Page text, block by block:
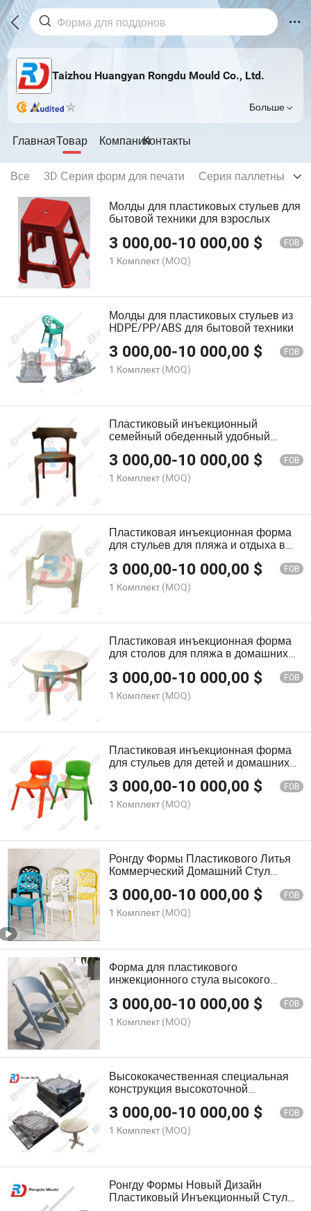
Taizhou Huangyan Rongdu Mould Co., Ltd.
Больше
ГлавнаяТовар КомпанияКонтакты
Все 3D Серия форм для печати
Серия паллетных
Молды для пластиковых стульев для
бытовой техники для взрослых
3 000,00-10 000,00 $ FOB
1 Комплект (MOQ)
Молды для пластиковых стульев из
HDPE/PP/ABS для бытовой техники
3 000,00-10 000,00 $ FOB
1 Комплект (MOQ)
Пластиковый инъекционный
семейный обеденный удобный
стабильный товарный стул форма
3 000,00-10 000,00 $ FOB
1 Комплект (MOQ)
Пластиковая инъекционная форма
для стульев для пляжа и отдыха в
3 000,00-10 000,00 $ FOB
1 Комплект (MOQ)
Пластиковая инъекционная форма
для столов для пляжа в домашних
3 000,00-10 000,00 $ FOB
1 Комплект (MOQ)
Пластиковая инъекционная форма
для стульев для детей и домашних
3 000,00-10 000,00 $ FOB
1 Комплект (MOQ)
Ронгду Формы Пластикового Литья
Коммерческий Домашний Стул
3 000,00-10 000,00 $ FOB
1 Комплект (MOQ)
Форма для пластикового
инжекционного стула высокого
3 000,00-10 000,00 $ FOB
1 Комплект (MOQ)
Высококачественная специальная
конструкция высокоточной
пластиковой инъекционной формы
для стола
3 000,00-10 000,00 $ FOB
1 Комплект (MOQ)
Ронгду Формы Новый Дизайн
Пластиковый Инъекционный Стул